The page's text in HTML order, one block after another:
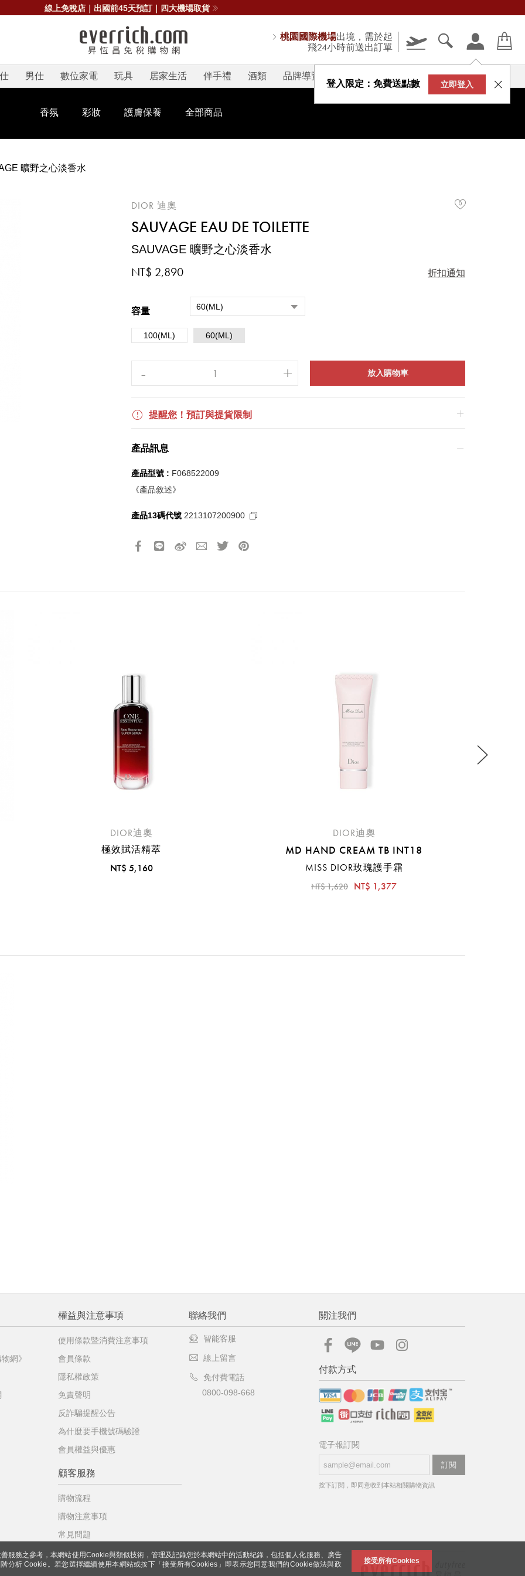
線上免稅店｜出國前45天預訂｜四大機場取貨
桃園國際機場出境，需於起
飛24小時前送出訂單
登入限定：免費送點數 立即登入
男仕 數位家電 玩具 居家生活 伴手禮 酒類 品牌導覽 V-STORY
香氛 彩妝 護膚保養 全部商品
請選擇您的搭機地點
桃園國際機場(TPE)
臺中國際機場(RMQ)
高雄國際機場(KHH)
國際線出境旅客 使用
曠野之心淡香水
DIOR 迪奧
SAUVAGE EAU DE TOILETTE
SAUVAGE 曠野之心淡香水
NT$ 2,890 折扣通知
容量 60(ML)
100(ML) 60(ML)
放入購物車
提醒您！預訂與提貨限制
產品訊息
產品型號 : F068522009
《產品敘述》
產品13碼代號 2213107200900
DIOR迪奧
極效賦活精萃
NT$ 5,160
DIOR迪奧
MD HAND CREAM TB INT18
MISS DIOR玫瑰護手霜
NT$ 1,620 NT$ 1,377
服務之參考，本網站使用Cookie與類似技術，管理及記錄您於本網站中的活動紀錄，包括個人化服務、廣告
分析 Cookie。若您選擇繼續使用本網站或按下「接受所有Cookies」即表示您同意我們的Cookie做法與政
接受所有Cookies
網》
權益與注意事項
使用條款暨消費注意事項
會員條款
隱私權政策
免責聲明
反詐騙提醒公告
為什麼要手機號碼驗證
會員權益與優惠
顧客服務
購物流程
購物注意事項
常見問題
聯絡我們
智能客服
線上留言
免付費電話
0800-098-668
關注我們
付款方式
電子報訂閱
訂閱
按下訂閱，即同意收到本站相關購物資訊